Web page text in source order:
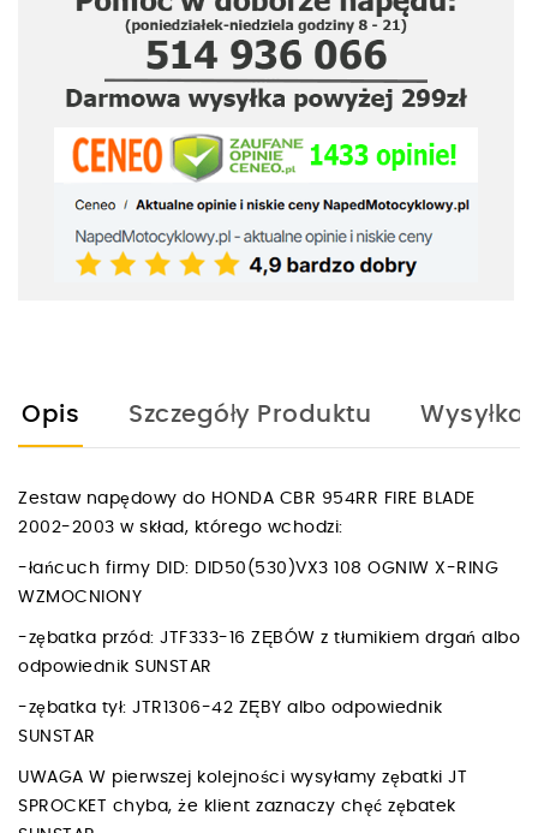
Opis Szczegóły Produktu Wysyłka
Zestaw napędowy do HONDA CBR 954RR FIRE BLADE
2002-2003 w skład, którego wchodzi:
-łańcuch firmy DID: DID50(530)VX3 108 OGNIW X-RING
WZMOCNIONY
-zębatka przód: JTF333-16 ZĘBÓW z tłumikiem drgań albo
odpowiednik SUNSTAR
-zębatka tył: JTR1306-42 ZĘBY albo odpowiednik
SUNSTAR
UWAGA W pierwszej kolejności wysyłamy zębatki JT
SPROCKET chyba, że klient zaznaczy chęć zębatek